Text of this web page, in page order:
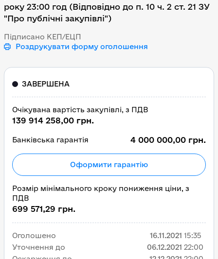
року 23:00 год (Відповідно до п. 10 ч. 2 ст. 21 ЗУ
"Про публічні закупівлі")
Підписано КЕП/ЕЦП
Роздрукувати форму оголошення
ЗАВЕРШЕНА
Очікувана вартість закупівлі, з ПДВ
139 914 258,00 грн.
Банківська гарантія 4 000 000,00 грн.
Оформити гарантію
Розмір мінімального кроку пониження ціни, з
ПДВ
699 571,29 грн.
Оголошено 16.11.2021 15:35
Уточнення до
06.12.2021 22:00